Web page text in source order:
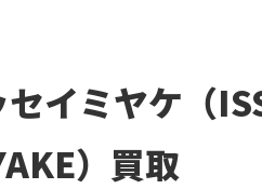
を取り入れており、個性を引き立て
な体型にフィットし、年齢や性別を
が楽しめる点も魅力です。サステナ
作りにも注力しており、ファッショ
セイミヤケ（
）買取